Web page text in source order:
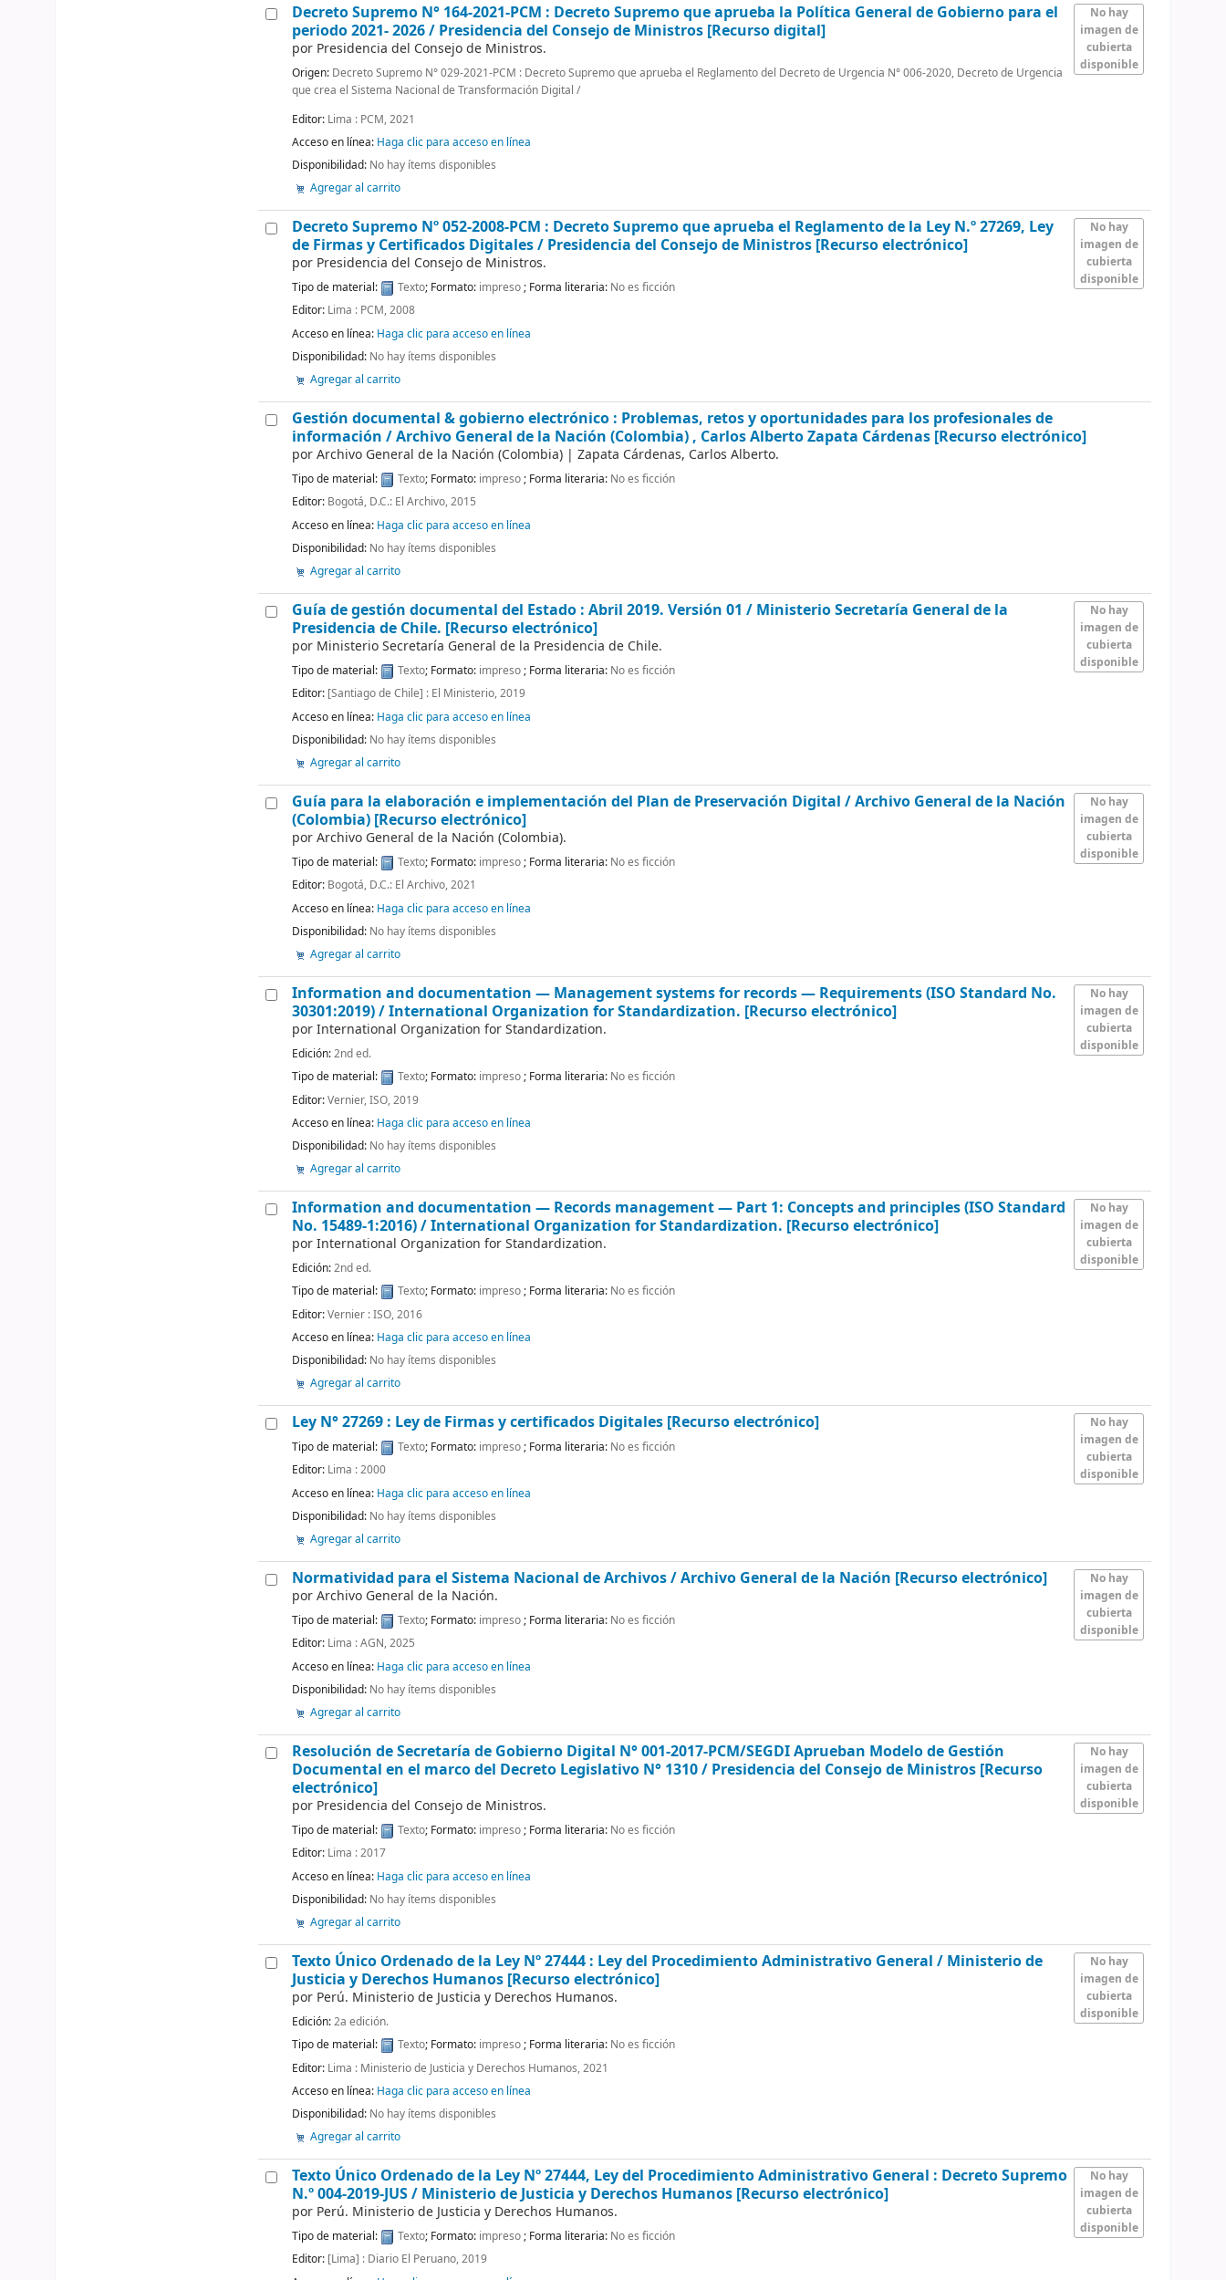
No hay
imagen de
cubierta
disponible
Decreto Supremo N° 164-2021-PCM : Decreto Supremo que aprueba la Política General de Gobierno para el
periodo 2021- 2026 / Presidencia del Consejo de Ministros [Recurso digital]
por Presidencia del Consejo de Ministros.
Origen: Decreto Supremo N° 029-2021-PCM : Decreto Supremo que aprueba el Reglamento del Decreto de Urgencia N° 006-2020, Decreto de Urgencia
que crea el Sistema Nacional de Transformación Digital /
Editor: Lima : PCM, 2021
Acceso en línea: Haga clic para acceso en línea
Disponibilidad: No hay ítems disponibles
Agregar al carrito
No hay
imagen de
cubierta
disponible
Decreto Supremo Nº 052-2008-PCM : Decreto Supremo que aprueba el Reglamento de la Ley N.º 27269, Ley
de Firmas y Certificados Digitales / Presidencia del Consejo de Ministros [Recurso electrónico]
por Presidencia del Consejo de Ministros.
Tipo de material: Texto; Formato: impreso; Forma literaria: No es ficción
Editor: Lima : PCM, 2008
Acceso en línea: Haga clic para acceso en línea
Disponibilidad: No hay ítems disponibles
Agregar al carrito
Gestión documental & gobierno electrónico : Problemas, retos y oportunidades para los profesionales de
información/ Archivo General de la Nación (Colombia) , Carlos Alberto Zapata Cárdenas [Recurso electrónico]
porArchivo General de la Nación (Colombia) |Zapata Cárdenas, Carlos Alberto.
Tipo de material: Texto; Formato: impreso; Forma literaria: No es ficción
Editor: Bogotá, D.C.: El Archivo, 2015
Acceso en línea: Haga clic para acceso en línea
Disponibilidad: No hay ítems disponibles
Agregar al carrito
No hay
imagen de
cubierta
disponible
Guía de gestión documental del Estado : Abril 2019. Versión 01 / Ministerio Secretaría General de la
Presidencia de Chile. [Recurso electrónico]
por Ministerio Secretaría General de la Presidencia de Chile.
Tipo de material: Texto; Formato: impreso; Forma literaria: No es ficción
Editor: [Santiago de Chile] : El Ministerio, 2019
Acceso en línea: Haga clic para acceso en línea
Disponibilidad: No hay ítems disponibles
Agregar al carrito
No hay
imagen de
cubierta
disponible
Guía para la elaboración e implementación del Plan de Preservación Digital /Archivo General de la Nación
(Colombia) [Recurso electrónico]
porArchivo General de la Nación (Colombia).
Tipo de material: Texto; Formato: impreso; Forma literaria: No es ficción
Editor: Bogotá, D.C.: El Archivo, 2021
Acceso en línea: Haga clic para acceso en línea
Disponibilidad: No hay ítems disponibles
Agregar al carrito
No hay
imagen de
cubierta
disponible
Information and documentation — Management systems for records — Requirements (ISO Standard No.
30301:2019) /International Organization for Standardization. [Recurso electrónico]
porInternational Organization for Standardization.
Edición:2nd ed.
Tipo de material:
Texto; Formato: impreso; Forma literaria: No es ficción
Editor:Vernier, ISO, 2019
Acceso en línea: Haga clic para acceso en línea
Disponibilidad: No hay ítems disponibles
Agregar al carrito
No hay
imagen de
cubierta
disponible
Information and documentation — Records management — Part 1: Concepts and principles (ISO Standard
No. 15489-1:2016) /International Organization for Standardization. [Recurso electrónico]
porInternational Organization for Standardization.
Edición:2nd ed.
Tipo de material:
Texto; Formato: impreso; Forma literaria: No es ficción
Editor:Vernier : ISO, 2016
Acceso en línea: Haga clic para acceso en línea
Disponibilidad: No hay ítems disponibles
Agregar al carrito
No hay
imagen de
cubierta
disponible
Ley N° 27269 : Ley de Firmas y certificados Digitales [Recurso electrónico]
Tipo de material: Texto; Formato: impreso; Forma literaria: No es ficción
Editor: Lima : 2000
Acceso en línea: Haga clic para acceso en línea
Disponibilidad: No hay ítems disponibles
Agregar al carrito
No hay
imagen de
cubierta
disponible
Normatividad para el Sistema Nacional de Archivos /Archivo General de la Nación [Recurso electrónico]
porArchivo General de la Nación.
Tipo de material: Texto; Formato: impreso; Forma literaria: No es ficción
Editor: Lima : AGN, 2025
Acceso en línea: Haga clic para acceso en línea
Disponibilidad: No hay ítems disponibles
Agregar al carrito
No hay
imagen de
cubierta
disponible
Resolución de Secretaría de Gobierno Digital N° 001-2017-PCM/SEGDI Aprueban Modelo de Gestión
Documental en el marco del Decreto Legislativo N° 1310 / Presidencia del Consejo de Ministros [Recurso
electrónico]
por Presidencia del Consejo de Ministros.
Tipo de material: Texto; Formato: impreso; Forma literaria: No es ficción
Editor: Lima : 2017
Acceso en línea: Haga clic para acceso en línea
Disponibilidad: No hay ítems disponibles
Agregar al carrito
No hay
imagen de
cubierta
disponible
Texto Único Ordenado de la Ley Nº 27444 : Ley del Procedimiento Administrativo General / Ministerio de
Justicia y Derechos Humanos [Recurso electrónico]
por Perú. Ministerio de Justicia y Derechos Humanos.
Edición:2a edición.
Tipo de material:
Texto; Formato: impreso; Forma literaria: No es ficción
Editor: Lima : Ministerio de Justicia y Derechos Humanos, 2021
Acceso en línea: Haga clic para acceso en línea
Disponibilidad: No hay ítems disponibles
Agregar al carrito
No hay
imagen de
cubierta
disponible
Texto Único Ordenado de la Ley Nº 27444, Ley del Procedimiento Administrativo General : Decreto Supremo
N.º 004-2019-JUS / Ministerio de Justicia y Derechos Humanos [Recurso electrónico]
por Perú. Ministerio de Justicia y Derechos Humanos.
Tipo de material: Texto; Formato: impreso; Forma literaria: No es ficción
Editor: [Lima] : Diario El Peruano, 2019